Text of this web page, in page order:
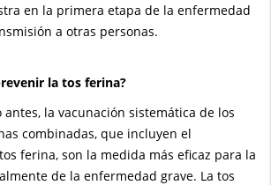
en la primera etapa de la enfermedad
a otras personas.
la tos ferina?
antes, la vacunación sistemática de los
combinadas, que incluyen el
ferina, son la medida más eficaz para la
de la enfermedad grave. La tos